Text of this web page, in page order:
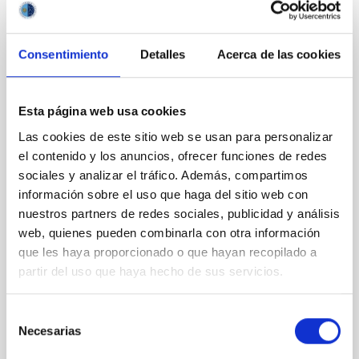
Consentimiento Detalles Acerca de las cookies
Esta página web usa cookies
Las cookies de este sitio web se usan para personalizar
el contenido y los anuncios, ofrecer funciones de redes
sociales y analizar el tráfico. Además, compartimos
información sobre el uso que haga del sitio web con
nuestros partners de redes sociales, publicidad y análisis
web, quienes pueden combinarla con otra información
que les haya proporcionado o que hayan recopilado a
partir del uso que haya hecho de sus servicios.
Necesarias
La investigadora del IAC Julia de León,
Premio Mujeres a Seguir en la categoría
La investigadora del Instituto de Astrofísica de
Canarias (IAC) Julia de León, ha sido galardonada
con el prestigioso Premio Mujeres a Seguir (MAS)
2025 en la categoría de Ciencia. La distinción
reconoce su excepcional trayectoria, su impacto en la
investigación Astrofísica y su papel como referente
femenino en un sector estratégico. La ceremonia de
la XII edición de los Premios Mujeres a Seguir se
celebró este 30 de octubre en Madrid, reuniendo a
personalidades de la política, la ciencia, la cultura y el
Fecha de publicación